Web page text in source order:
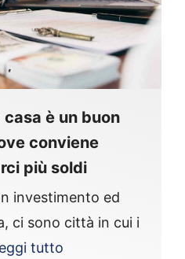
casa è un buon
conviene
più soldi
investimento ed
ci sono città in cui i
tutto